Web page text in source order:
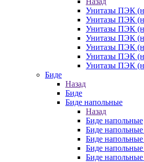
Унитазы ПЭК
Унитазы ПЭК
Унитазы ПЭК
Унитазы ПЭК
Унитазы ПЭК
Унитазы ПЭК
Унитазы ПЭК
Биде
Назад
Биде
Биде напольные
Назад
Биде напольные
Биде напольные
Биде напольные
Биде
Биде напольные